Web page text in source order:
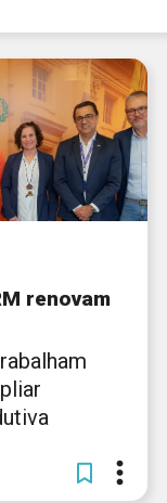
renovam